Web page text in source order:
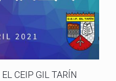
CEIP GIL TARÍN